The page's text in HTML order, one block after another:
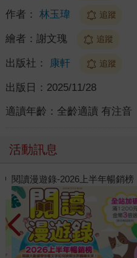
作者： 林玉瑋 追蹤
繪者： 謝文瑰 追蹤
出版社： 康軒 追蹤
出版日： 2025/11/28
適讀年齡： 全齡適讀 有注音
活動訊息
夏日閱讀大冒險